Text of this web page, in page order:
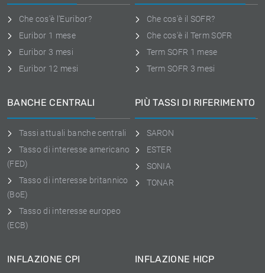
Che cos'è l'Euribor?
Euribor 1 mese
Euribor 3 mesi
Euribor 12 mesi
Che cos'è il SOFR?
Che cos'è il Term SOFR
Term SOFR 1 mese
Term SOFR 3 mesi
BANCHE CENTRALI
Tassi attuali banche centrali
Tasso di interesse americano
(FED)
Tasso di interesse britannico
(BoE)
Tasso di interesse europeo
(ECB)
PIÙ TASSI DI RIFERIMENTO
SARON
ESTER
SONIA
TONAR
INFLAZIONE CPI INFLAZIONE HICP